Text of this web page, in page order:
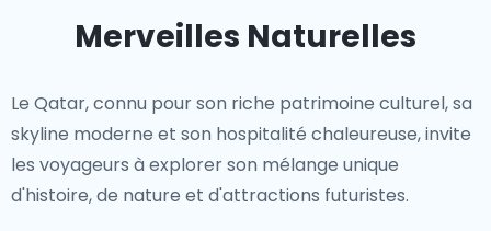
Merveilles Naturelles
Le Qatar, connu pour son riche patrimoine culturel, sa
skyline moderne et son hospitalité chaleureuse, invite
les voyageurs à explorer son mélange unique
d'histoire, de nature et d'attractions futuristes.